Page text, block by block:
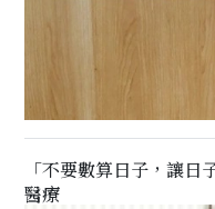
「不要數算日子，讓
醫療